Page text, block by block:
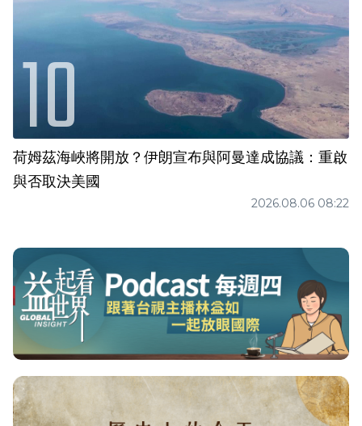
荷姆茲海峽將開放？伊朗宣布與阿曼達成協議：重啟
與否取決美國
2026.08.06 08:22